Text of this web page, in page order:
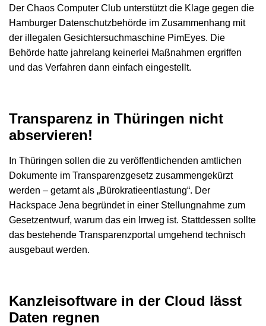
Der Chaos Computer Club unterstützt die Klage gegen die
Hamburger Datenschutzbehörde im Zusammenhang mit
der illegalen Gesichtersuchmaschine PimEyes. Die
Behörde hatte jahrelang keinerlei Maßnahmen ergriffen
und das Verfahren dann einfach eingestellt.
Transparenz in Thüringen nicht
abservieren!
In Thüringen sollen die zu veröffentlichenden amtlichen
Dokumente im Transparenzgesetz zusammengekürzt
werden – getarnt als „Bürokratieentlastung“. Der
Hackspace Jena begründet in einer Stellungnahme zum
Gesetzentwurf, warum das ein Irrweg ist. Stattdessen sollte
das bestehende Transparenzportal umgehend technisch
ausgebaut werden.
Kanzleisoftware in der Cloud lässt
Daten regnen